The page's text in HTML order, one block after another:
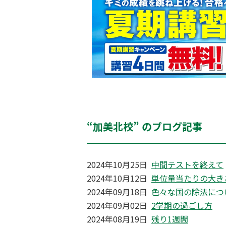
“加美北校” のブログ記事
2024年10月25日 中間テストを終えて
2024年10月12日 単位量当たりの大
2024年09月18日 色々な国の除法に
2024年09月02日 2学期の過ごし方
2024年08月19日 残り1週間